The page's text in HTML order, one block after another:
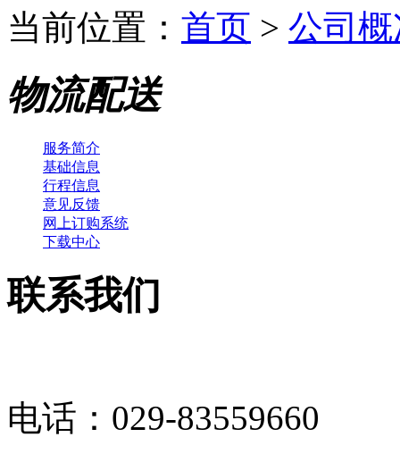
当前位置： 首页 > 公司
物流配送
服务简介
基础信息
行程信息
意见反馈
网上订购系统
下载中心
联系我们
电话：029-83559660